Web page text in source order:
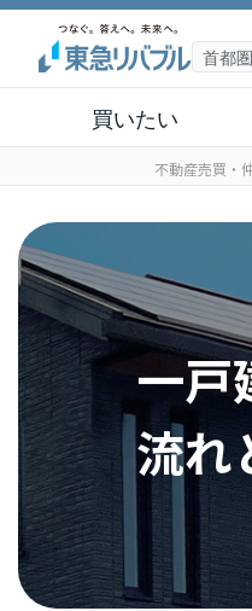
買いたい
不動産売買・
一戸
流れ